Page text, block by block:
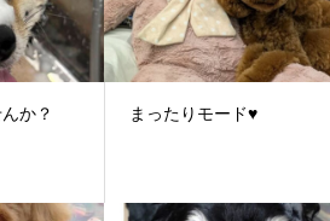
か？ まったりモード♥